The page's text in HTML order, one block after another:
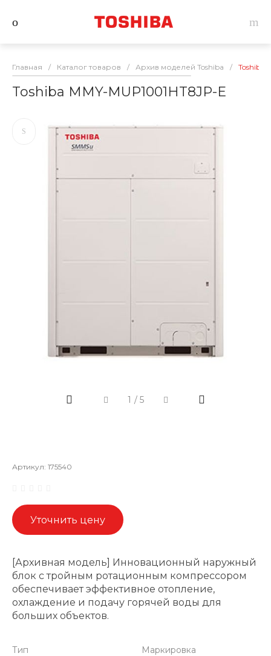
Главная / Каталог товаров / Архив моделей Toshiba / Toshiba
Toshiba MMY-MUP1001HT8JP-E
1 / 5
Артикул: 175540
Уточнить цену
[Архивная модель] Инновационный наружный
блок с тройным ротационным компрессором
обеспечивает эффективное отопление,
охлаждение и подачу горячей воды для
больших объектов.
Тип
Маркировка